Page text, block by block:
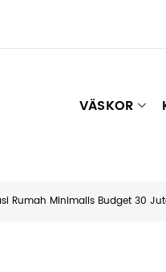
VÄSKOR
Rumah Minimalis Budget 30